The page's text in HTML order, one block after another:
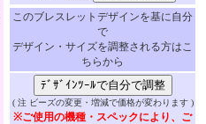
このブレスレットデザインを基に自分
で
デザイン・サイズを調整される方はこ
ちらから
( 注 ビーズの変更・増減で価格が変わります )
※ご使用の機種・スペックにより、ご